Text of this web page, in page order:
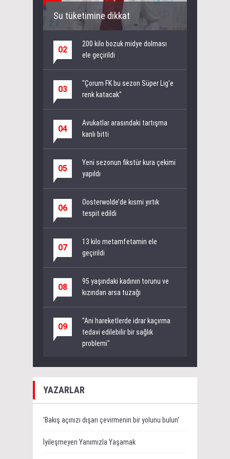
Su tüketimine dikkat
02
200 kilo bozuk midye dolması
ele geçirildi
03
"Çorum FK bu sezon Süper Lig'e
renk katacak"
04
Avukatlar arasındaki tartışma
kanlı bitti
05
Yeni sezonun fikstür kura çekimi
yapıldı
06
Oosterwolde’de kısmi yırtık
tespit edildi
07
13 kilo metamfetamin ele
geçirildi
08
95 yaşındaki kadının torunu ve
kızından arsa tuzağı
09
"Ani hareketlerde idrar kaçırma
tedavi edilebilir bir sağlık
problemi"
YAZARLAR
'Bakış açınızı dışarı çevirmenin bir yolunu bulun'
İyileşmeyen Yanımızla Yaşamak